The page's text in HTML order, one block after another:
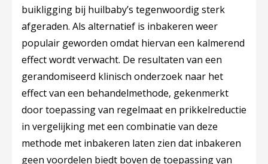
buikligging bij huilbaby’s tegenwoordig sterk
afgeraden. Als alternatief is inbakeren weer
populair geworden omdat hiervan een kalmerend
effect wordt verwacht. De resultaten van een
gerandomiseerd klinisch onderzoek naar het
effect van een behandelmethode, gekenmerkt
door toepassing van regelmaat en prikkelreductie
in vergelijking met een combinatie van deze
methode met inbakeren laten zien dat inbakeren
geen voordelen biedt boven de toepassing van